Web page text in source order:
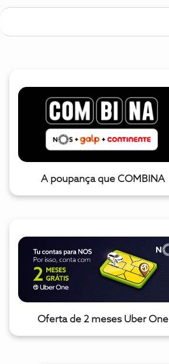
A poupança que COMBINA
Oferta de 2 meses Uber One